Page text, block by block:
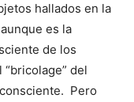
hallados en la
es la
de los
del
Pero